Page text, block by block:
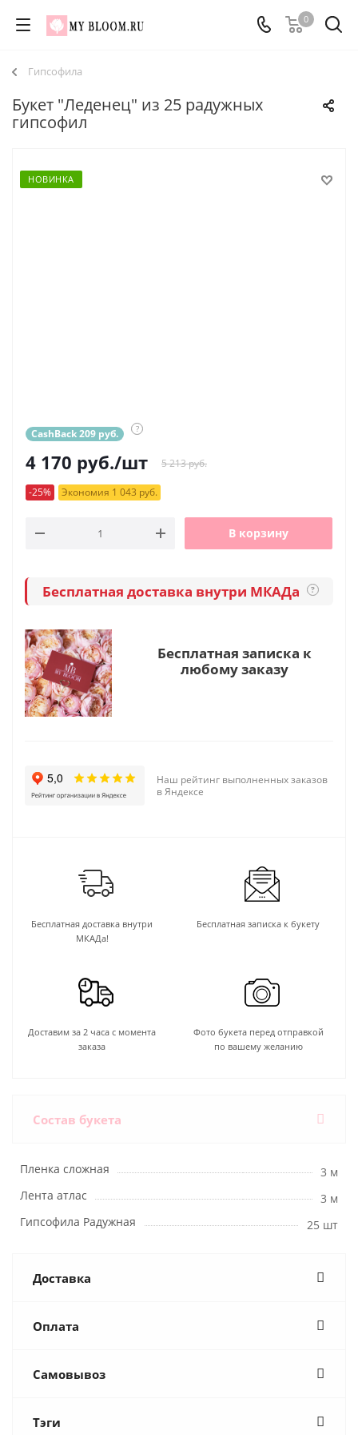
0
Гипсофила
Букет "Леденец" из 25 радужных
гипсофил
НОВИНКА
CashBack 209 руб. ?
4 170 руб./шт 5 213 руб.
-25% Экономия 1 043 руб.
В корзину
Бесплатная доставка внутри МКАДа ?
Бесплатная записка к
любому заказу
Наш рейтинг выполненных заказов
в Яндексе
Бесплатная доставка внутри
МКАДа!
Бесплатная записка к букету
Доставим за 2 часа с момента
заказа
Фото букета перед отправкой
по вашему желанию
Состав букета
Пленка сложная
3 м
Лента атлас
3 м
Гипсофила Радужная
25 шт
Доставка
Оплата
Самовывоз
Тэги